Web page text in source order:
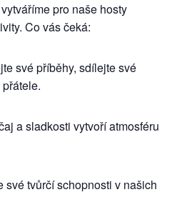
pro naše hosty
Co vás čeká:
své příběhy, sdílejte své
a sladkosti vytvoří atmosféru
své tvůrčí schopnosti v našich